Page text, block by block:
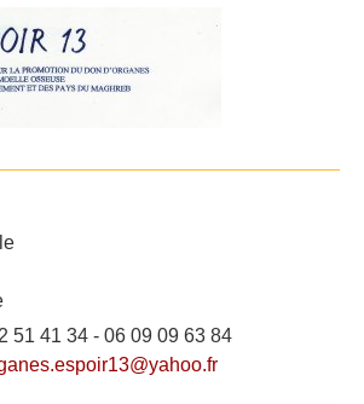
51 41 34 - 06 09 09 63 84